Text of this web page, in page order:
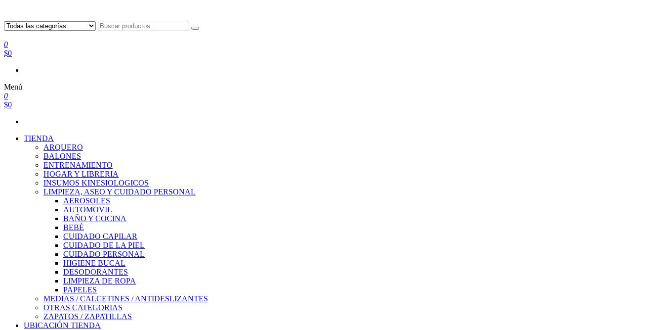
0
$0
Menú
0
$0
TIENDA
ARQUERO
BALONES
ENTRENAMIENTO
HOGAR Y LIBRERIA
INSUMOS KINESIOLOGICOS
LIMPIEZA, ASEO Y CUIDADO PERSONAL
AEROSOLES
AUTOMOVIL
BAÑO Y COCINA
BEBÉ
CUIDADO CAPILAR
CUIDADO DE LA PIEL
CUIDADO PERSONAL
HIGIENE BUCAL
DESODORANTES
LIMPIEZA DE ROPA
PAPELES
MEDIAS / CALCETINES / ANTIDESLIZANTES
OTRAS CATEGORIAS
ZAPATOS / ZAPATILLAS
UBICACIÓN TIENDA